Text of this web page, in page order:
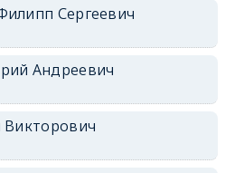
Сергеевич
Андреевич
Викторович